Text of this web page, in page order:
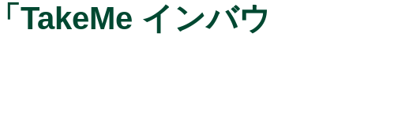
TakeMe インバウ